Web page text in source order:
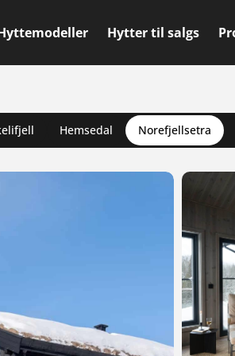
Hytter til salgs
Hemsedal Norefjellsetra